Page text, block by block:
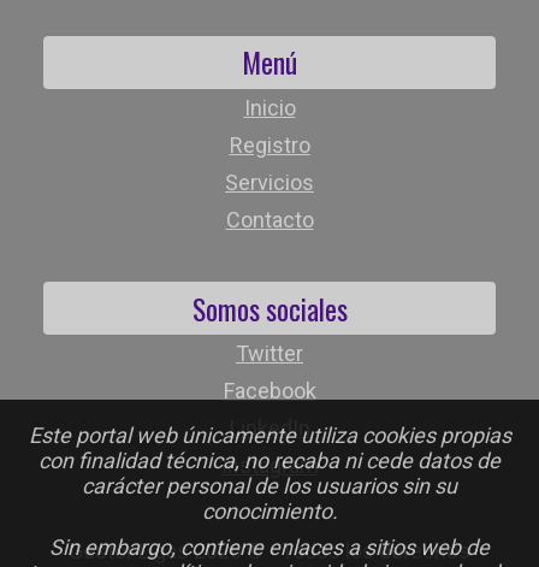
Este portal web únicamente utiliza cookies propias
con finalidad técnica, no recaba ni cede datos de
carácter personal de los usuarios sin su
conocimiento.
Sin embargo, contiene enlaces a sitios web de
Menú
Inicio
Registro
Servicios
Contacto
Somos sociales
Twitter
Facebook
LinkedIn
Instagram
Gestor Ligas 2026 © - Todos los derechos